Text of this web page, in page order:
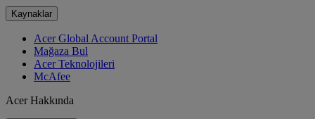
Kaynaklar
Acer Global Account Portal
Mağaza Bul
Acer Teknolojileri
McAfee
Acer Hakkında